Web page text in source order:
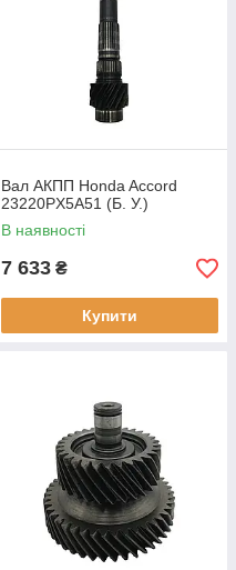
Вал АКПП Honda Accord
23220PX5A51 (Б. У.)
В наявності
7 633 ₴
Купити